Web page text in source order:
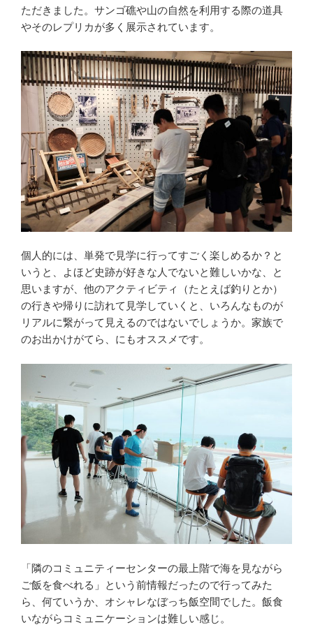
ただきました。サンゴ礁や山の自然を利用する際の道具
やそのレプリカが多く展示されています。
個人的には、単発で見学に行ってすごく楽しめるか？と
いうと、よほど史跡が好きな人でないと難しいかな、と
思いますが、他のアクティビティ（たとえば釣りとか）
の行きや帰りに訪れて見学していくと、いろんなものが
リアルに繋がって見えるのではないでしょうか。家族で
のお出かけがてら、にもオススメです。
「隣のコミュニティーセンターの最上階で海を見ながら
ご飯を食べれる」という前情報だったので行ってみた
ら、何ていうか、オシャレなぼっち飯空間でした。飯食
いながらコミュニケーションは難しい感じ。